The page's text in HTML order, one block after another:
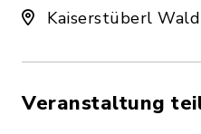
Kaiserstüberl
Veranstaltung